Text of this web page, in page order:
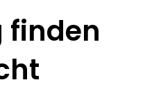
finden